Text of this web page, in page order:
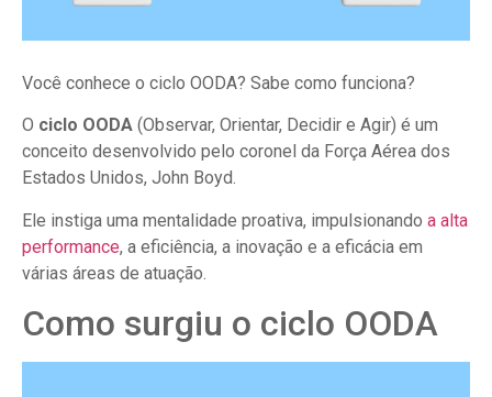
Você conhece o ciclo OODA? Sabe como funciona?
O ciclo OODA (Observar, Orientar, Decidir e Agir) é um
conceito desenvolvido pelo coronel da Força Aérea dos
Estados Unidos, John Boyd.
Ele instiga uma mentalidade proativa, impulsionando a alta
performance, a eficiência, a inovação e a eficácia em
várias áreas de atuação.
Como surgiu o ciclo OODA